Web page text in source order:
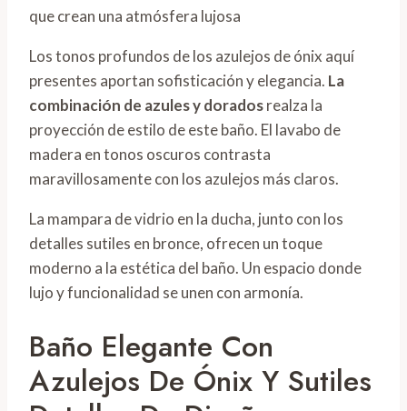
Los tonos profundos de los azulejos de ónix aquí
presentes aportan sofisticación y elegancia. La
combinación de azules y doradosrealza la
proyección de estilo de este baño. El lavabo de
madera en tonos oscuros contrasta
maravillosamente con los azulejos más claros.
La mampara de vidrio en la ducha, junto con los
detalles sutiles en bronce, ofrecen un toque
moderno a la estética del baño. Un espacio donde
lujo y funcionalidad se unen con armonía.
Baño Elegante Con
Azulejos De Ónix Y Sutiles